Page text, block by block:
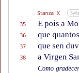
Stanza IX
35 E pois a
36 que
37 que sen
38 a Virgen
Como